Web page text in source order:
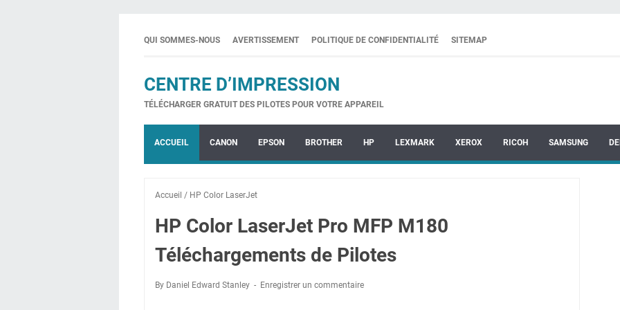
QUI SOMMES-NOUS AVERTISSEMENT POLITIQUE DE CONFIDENTIALITÉ SITEMAP
CENTRE D’IMPRESSION
TÉLÉCHARGER GRATUIT DES PILOTES POUR VOTRE APPAREIL
ACCUEIL CANON EPSON BROTHER HP LEXMARK XEROX RICOH SAMSUNG
Accueil / HP Color LaserJet
HP Color LaserJet Pro MFP M180
Téléchargements de Pilotes
By Daniel Edward Stanley Enregistrer un commentaire